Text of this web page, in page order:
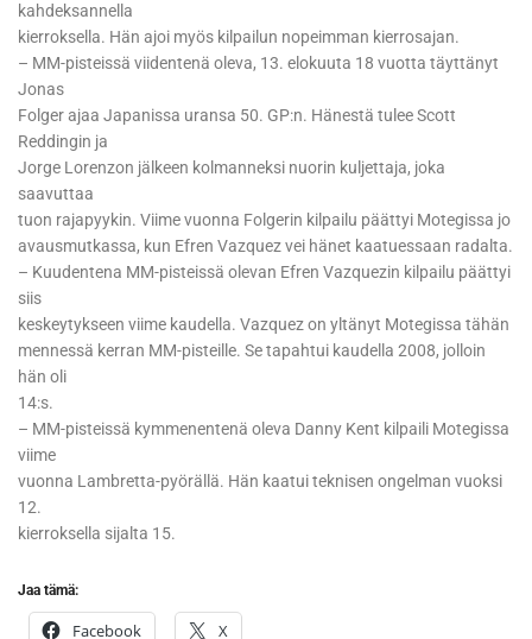
kahdeksannella
kierroksella. Hän ajoi myös kilpailun nopeimman kierrosajan.
– MM-pisteissä viidentenä oleva, 13. elokuuta 18 vuotta täyttänyt
Jonas
Folger ajaa Japanissa uransa 50. GP:n. Hänestä tulee Scott
Reddingin ja
Jorge Lorenzon jälkeen kolmanneksi nuorin kuljettaja, joka
saavuttaa
tuon rajapyykin. Viime vuonna Folgerin kilpailu päättyi Motegissa jo
avausmutkassa, kun Efren Vazquez vei hänet kaatuessaan radalta.
– Kuudentena MM-pisteissä olevan Efren Vazquezin kilpailu päättyi
siis
keskeytykseen viime kaudella. Vazquez on yltänyt Motegissa tähän
mennessä kerran MM-pisteille. Se tapahtui kaudella 2008, jolloin
hän oli
14:s.
– MM-pisteissä kymmenentenä oleva Danny Kent kilpaili Motegissa
viime
vuonna Lambretta-pyörällä. Hän kaatui teknisen ongelman vuoksi
12.
kierroksella sijalta 15.
Jaa tämä:
Facebook X